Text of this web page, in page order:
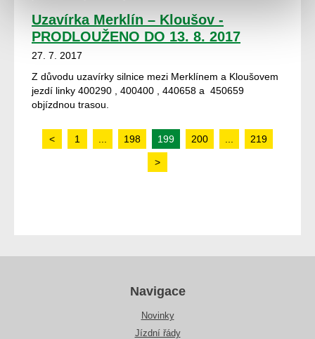
Uzavírka Merklín – Kloušov -
PRODLOUŽENO DO 13. 8. 2017
27. 7. 2017
Z důvodu uzavírky silnice mezi Merklínem a Kloušovem
jezdí linky 400290 , 400400 , 440658 a 450659
objízdnou trasou.
< 1 198 199 200 219
>
Navigace
Novinky
Jízdní řády